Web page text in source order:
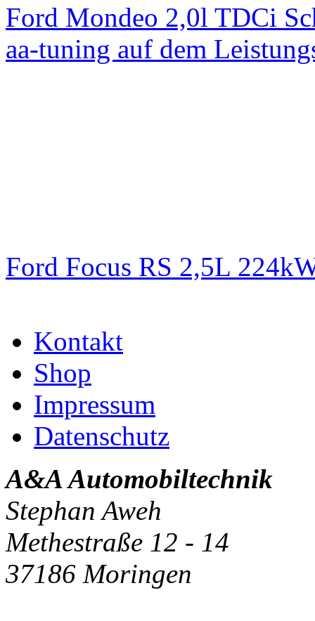
Ford Mondeo 2,0l TDCi
aa-tuning auf dem
Ford Focus RS 2,5L
Kontakt
Shop
Impressum
Datenschutz
A&A Automobiltechnik
Stephan Aweh
Methestraße 12 - 14
37186 Moringen